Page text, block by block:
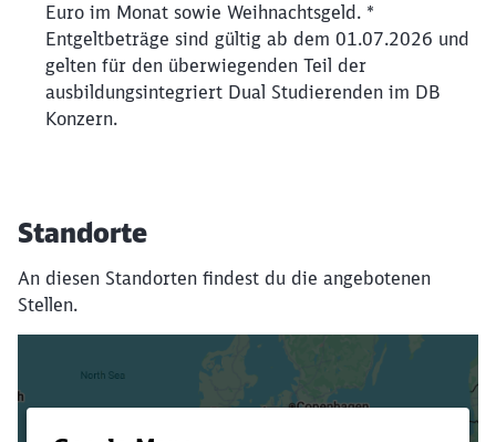
Euro im Monat sowie Weihnachtsgeld. *
Entgeltbeträge sind gültig ab dem 01.07.2026 und
gelten für den überwiegenden Teil der
ausbildungsintegriert Dual Studierenden im DB
Konzern.
Standorte
An diesen Standorten findest du die angebotenen
Stellen.